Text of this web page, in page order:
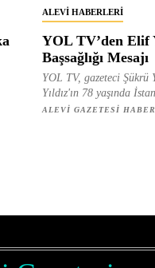
ALEVI HABERLERI
YOL TV’den Elif
Başsağlığı Mesajı
YOL TV, gazeteci Şükrü
Yıldız'ın 78 yaşında
ALEVI GAZETESI